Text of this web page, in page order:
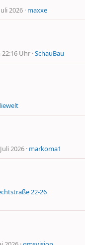
2026 maxxe
Uhr SchauBau
2026 markoma1
22-26